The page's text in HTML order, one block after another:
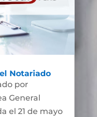
Notariado
por
General
el 21 de mayo